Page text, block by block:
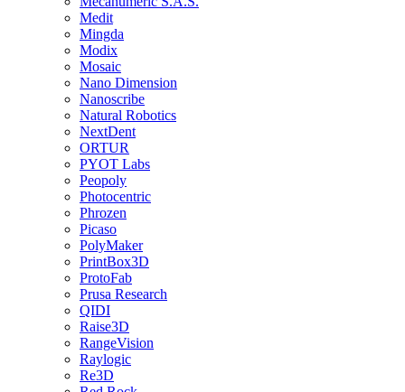
Medit
Mingda
Modix
Mosaic
Nano Dimension
Nanoscribe
Natural Robotics
NextDent
ORTUR
PYOT Labs
Peopoly
Photocentric
Phrozen
Picaso
PolyMaker
PrintBox3D
ProtoFab
Prusa Research
QIDI
Raise3D
RangeVision
Raylogic
Re3D